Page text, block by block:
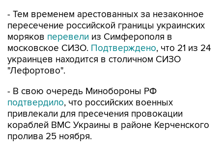
- Тем временем арестованных за незаконное
пересечение российской границы украинских
моряков перевели из Симферополя в
московское СИЗО. Подтверждено, что 21 из 24
украинцев находится в столичном СИЗО
"Лефортово".
- В свою очередь Минобороны РФ
подтвердило, что российских военных
привлекали для пресечения провокации
кораблей ВМС Украины в районе Керченского
пролива 25 ноября.